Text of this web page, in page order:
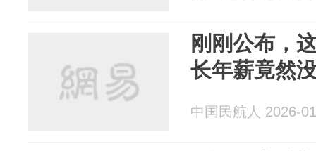
刚刚公布，
长年薪竟然
中国民航人 2026-